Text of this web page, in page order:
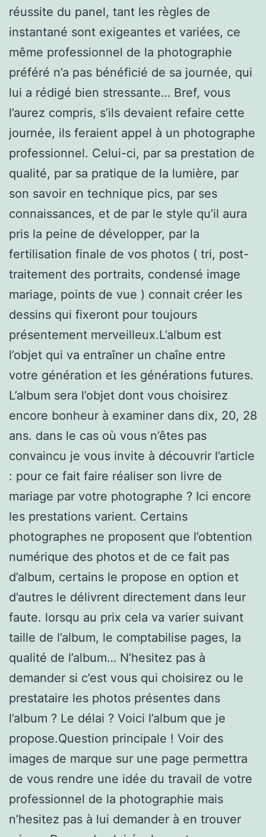
réussite du panel, tant les règles de
instantané sont exigeantes et variées, ce
même professionnel de la photographie
préféré n’a pas bénéficié de sa journée, qui
lui a rédigé bien stressante… Bref, vous
l’aurez compris, s’ils devaient refaire cette
journée, ils feraient appel à un photographe
professionnel. Celui-ci, par sa prestation de
qualité, par sa pratique de la lumière, par
son savoir en technique pics, par ses
connaissances, et de par le style qu’il aura
pris la peine de développer, par la
fertilisation finale de vos photos ( tri, post-
traitement des portraits, condensé image
mariage, points de vue ) connait créer les
dessins qui fixeront pour toujours
présentement merveilleux.L’album est
l’objet qui va entraîner un chaîne entre
votre génération et les générations futures.
L’album sera l’objet dont vous choisirez
encore bonheur à examiner dans dix, 20, 28
ans. dans le cas où vous n’êtes pas
convaincu je vous invite à découvrir l’article
: pour ce fait faire réaliser son livre de
mariage par votre photographe ? Ici encore
les prestations varient. Certains
photographes ne proposent que l’obtention
numérique des photos et de ce fait pas
d’album, certains le propose en option et
d’autres le délivrent directement dans leur
faute. lorsqu au prix cela va varier suivant
taille de l’album, le comptabilise pages, la
qualité de l’album… N’hesitez pas à
demander si c’est vous qui choisirez ou le
prestataire les photos présentes dans
l’album ? Le délai ? Voici l’album que je
propose.Question principale ! Voir des
images de marque sur une page permettra
de vous rendre une idée du travail de votre
professionnel de la photographie mais
n’hesitez pas à lui demander à en trouver